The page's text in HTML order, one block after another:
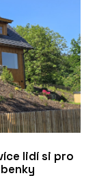
lidí si pro